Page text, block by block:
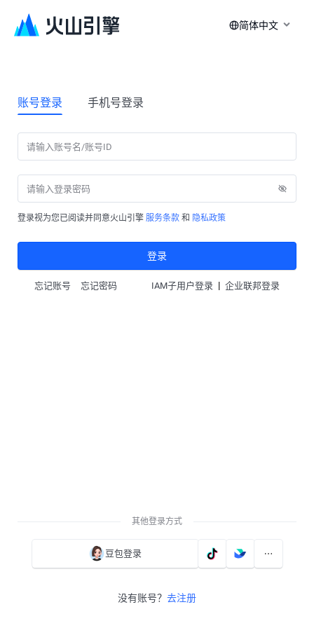
简体中文
账号登录 手机号登录
登录视为您已阅读并同意火山引擎 服务条款 和 隐私政策
登录
忘记账号 忘记密码 IAM子用户登录 | 企业联邦登录
其他登录方式
豆包登录
没有账号？ 去注册